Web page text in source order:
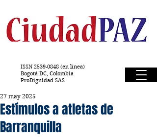
ISSN 2539-0848 (en línea)
Bogotá DC, Colombia
ProDignidad SAS
Estímulos a atletas de
Barranquilla
27 may 2025